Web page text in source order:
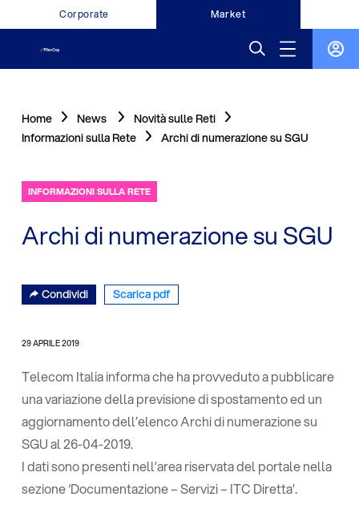
Corporate Market
Home News
Novità sulle Reti
Informazioni sulla Rete
Archi di numerazione su SGU
INFORMAZIONI SULLA RETE
Archi di numerazione su SGU
Condividi Scarica pdf
29 APRILE 2019
Telecom Italia informa che ha provveduto a pubblicare
una variazione della previsione di spostamento ed un
aggiornamento dell’elenco Archi di numerazione su
SGU al 26-04-2019.
I dati sono presenti nell’area riservata del portale nella
sezione ‘Documentazione – Servizi – ITC Diretta’.